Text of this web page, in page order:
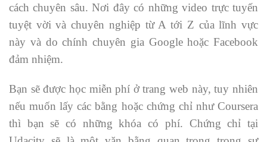
cách chuyên sâu. Nơi đây có những video trực tuyến
tuyệt vời và chuyên nghiệp từ A tới Z của lĩnh vực
này và do chính chuyên gia Google hoặc Facebook
đảm nhiệm.
Bạn sẽ được học miễn phí ở trang web này, tuy nhiên
nếu muốn lấy các bằng hoặc chứng chỉ như Coursera
thì bạn sẽ có những khóa có phí. Chứng chỉ tại